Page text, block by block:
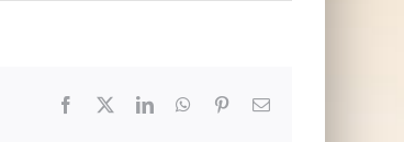
Facebook LinkedInWhatsApp
Pinterest
E-